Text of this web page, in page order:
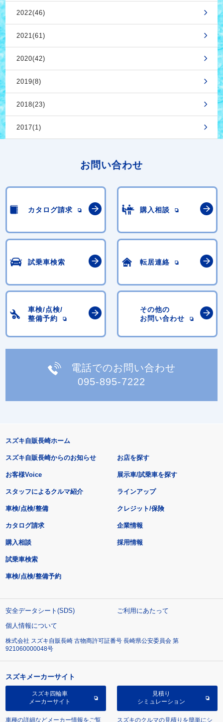
2022(46)
2021(61)
2020(42)
2019(8)
2018(23)
2017(1)
お問い合わせ
カタログ請求 購入相談
試乗車検索 転居連絡
車検/点検/
整備予約
その他の
お問い合わせ
電話でのお問い合わせ
095-895-7222
スズキ自販長崎ホーム
スズキ自販長崎からのお知らせ
お客様Voice
スタッフによるクルマ紹介
お店を探す
展示車/試乗車を探す
ラインアップ
車検/点検/整備 クレジット/保険
カタログ請求
購入相談
試乗車検索
車検/点検/整備予約
企業情報
採用情報
安全データシート(SDS)
ご利用にあたって
個人情報について
株式会社 スズキ自販長崎 古物商許可証番号 長崎県公安委員会 第
921060000048号
スズキメーカーサイト
スズキ四輪車
メーカーサイト
車種の詳細などメーカー情報をご覧
見積り
シミュレーション
スズキのクルマの見積りを簡単にシ